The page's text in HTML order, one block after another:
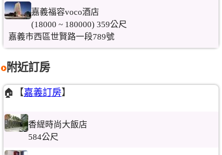
嘉義福容voco酒店
(18000 ~ 180000) 359公尺
嘉義市西區世賢路一段789號
附近訂房
🏠【嘉義訂房】
香緹時尚大飯店
584公尺